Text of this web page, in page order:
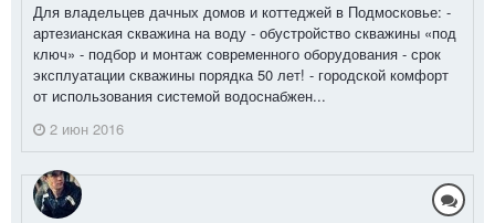
Для владельцев дачных домов и коттеджей в Подмосковье: -
артезианская скважина на воду - обустройство скважины «под
ключ» - подбор и монтаж современного оборудования - срок
эксплуатации скважины порядка 50 лет! - городской комфорт
от использования системой водоснабжен...
2 июн 2016